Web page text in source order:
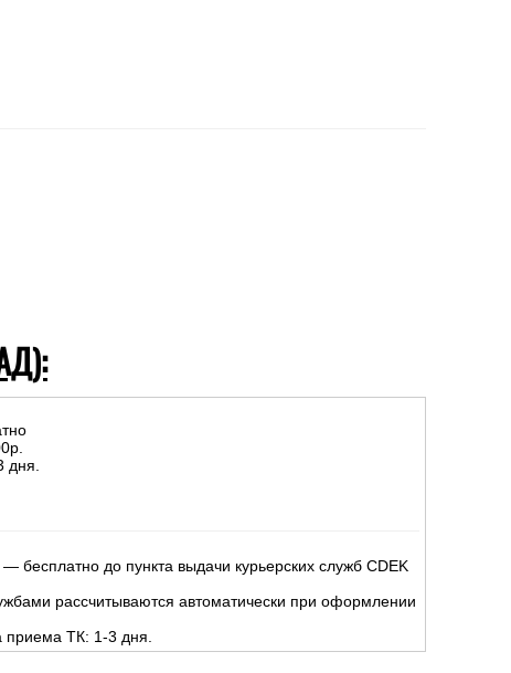
дня.
бесплатно до пункта выдачи курьерских служб CDEK
рассчитываются автоматически при оформлении
приема ТК: 1-3 дня.